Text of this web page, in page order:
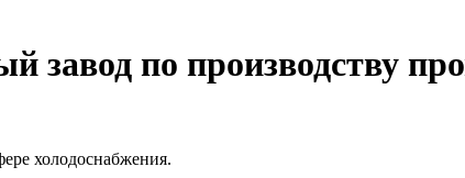
завод по производству
холодоснабжения.